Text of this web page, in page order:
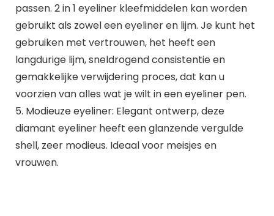
passen. 2 in 1 eyeliner kleefmiddelen kan worden
gebruikt als zowel een eyeliner en lijm. Je kunt het
gebruiken met vertrouwen, het heeft een
langdurige lijm, sneldrogend consistentie en
gemakkelijke verwijdering proces, dat kan u
voorzien van alles wat je wilt in een eyeliner pen.
5. Modieuze eyeliner: Elegant ontwerp, deze
diamant eyeliner heeft een glanzende vergulde
shell, zeer modieus. Ideaal voor meisjes en
vrouwen.